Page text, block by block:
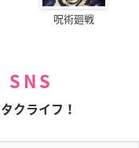
呪術廻戦
SNS
クライフ！